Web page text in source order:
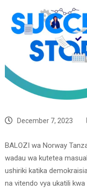
December 7, 2023
BALOZI wa Norway
wadau wa kutetea
ushiriki katika
na vitendo vya ukatili